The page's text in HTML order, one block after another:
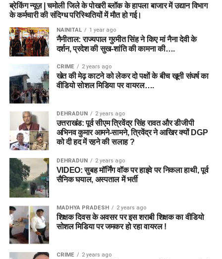
ब्रेकिंग न्यूज़ | चमोली जिले के पोखरी ब्लॉक के हापला बाजार में उद्यान विभाग
के कर्मचारी की संदिग्ध परिस्थितियों में मौत हो गई।
NAINITAL 1 year ago
नैनीताल: राज्यपाल गुरमीत सिंह ने किए मां नैना देवी के
दर्शन, प्रदेश की सुख-शांति की कामना की….
CRIME 2 years ago
खेत की मेढ़ काटने को लेकर दो पक्षों के बीच खूनी संघर्ष का
वीडियो सोशल मिडिया पर वायरल….
DEHRADUN 2 years ago
उत्तराखंड: पूर्व सीएम त्रिवेंद्र सिंह रावत और डीजीपी
अभिनव कुमार आमने-सामने, त्रिवेंद्र ने आखिर क्यों DGP
को दी हद में रहने की सलाह ?
DEHRADUN 2 years ago
VIDEO: सुबह मॉर्निंग वॉक पर हाइवे पर निकला हाथी, पूर्व
सैनिक घयाल, अस्पताल में भर्ती
MADHYA PRADESH 2 years ago
शिक्षक दिवस के अवसर पर इस शराबी शिक्षक का वीडियो
सोशल मिडिया पर जमकर हो रहा वायरल !
CRIME 2 years ago